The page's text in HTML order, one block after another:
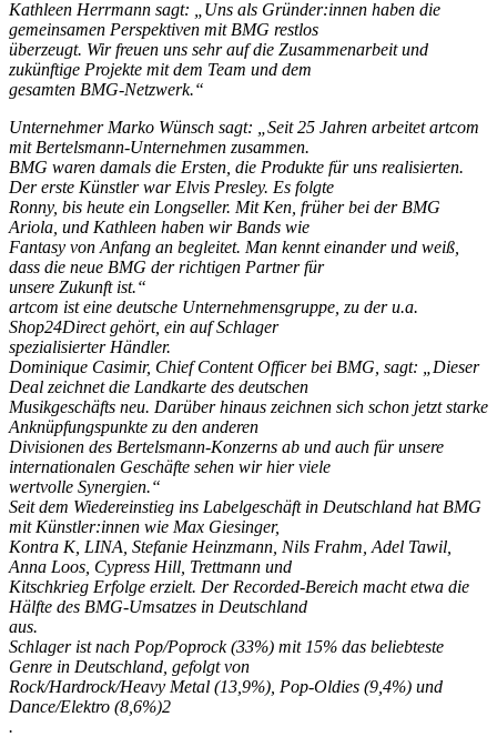
Kathleen Herrmann sagt: „Uns als Gründer:innen haben die
gemeinsamen Perspektiven mit BMG restlos
überzeugt. Wir freuen uns sehr auf die Zusammenarbeit und
zukünftige Projekte mit dem Team und dem
gesamten BMG-Netzwerk.“
Unternehmer Marko Wünsch sagt: „Seit 25 Jahren arbeitet artcom
mit Bertelsmann-Unternehmen zusammen.
BMG waren damals die Ersten, die Produkte für uns realisierten.
Der erste Künstler war Elvis Presley. Es folgte
Ronny, bis heute ein Longseller. Mit Ken, früher bei der BMG
Ariola, und Kathleen haben wir Bands wie
Fantasy von Anfang an begleitet. Man kennt einander und weiß,
dass die neue BMG der richtigen Partner für
unsere Zukunft ist.“
artcom ist eine deutsche Unternehmensgruppe, zu der u.a.
Shop24Direct gehört, ein auf Schlager
spezialisierter Händler.
Dominique Casimir, Chief Content Officer bei BMG, sagt: „Dieser
Deal zeichnet die Landkarte des deutschen
Musikgeschäfts neu. Darüber hinaus zeichnen sich schon jetzt starke
Anknüpfungspunkte zu den anderen
Divisionen des Bertelsmann-Konzerns ab und auch für unsere
internationalen Geschäfte sehen wir hier viele
wertvolle Synergien.“
Seit dem Wiedereinstieg ins Labelgeschäft in Deutschland hat BMG
mit Künstler:innen wie Max Giesinger,
Kontra K, LINA, Stefanie Heinzmann, Nils Frahm, Adel Tawil,
Anna Loos, Cypress Hill, Trettmann und
Kitschkrieg Erfolge erzielt. Der Recorded-Bereich macht etwa die
Hälfte des BMG-Umsatzes in Deutschland
aus.
Schlager ist nach Pop/Poprock (33%) mit 15% das beliebteste
Genre in Deutschland, gefolgt von
Rock/Hardrock/Heavy Metal (13,9%), Pop-Oldies (9,4%) und
Dance/Elektro (8,6%)2
.